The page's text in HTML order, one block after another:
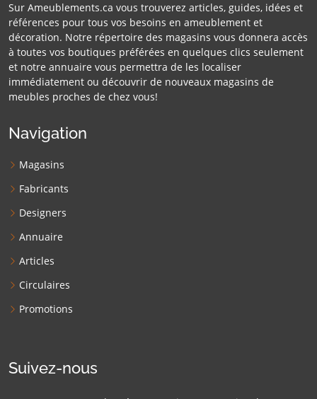
Sur Ameublements.ca vous trouverez articles, guides, idées et
références pour tous vos besoins en ameublement et
décoration. Notre répertoire des magasins vous donnera accès
à toutes vos boutiques préférées en quelques clics seulement
et notre annuaire vous permettra de les localiser
immédiatement ou découvrir de nouveaux magasins de
meubles proches de chez vous!
Navigation
Magasins
Fabricants
Designers
Annuaire
Articles
Circulaires
Promotions
Suivez-nous